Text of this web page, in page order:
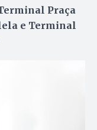
Praça
e Terminal